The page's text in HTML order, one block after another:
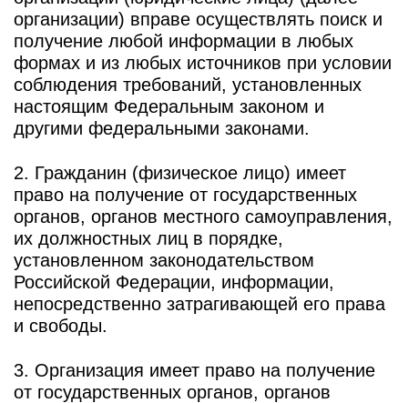
организации) вправе осуществлять поиск и
получение любой информации в любых
формах и из любых источников при условии
соблюдения требований, установленных
настоящим Федеральным законом и
другими федеральными законами.
2. Гражданин (физическое лицо) имеет
право на получение от государственных
органов, органов местного самоуправления,
их должностных лиц в порядке,
установленном законодательством
Российской Федерации, информации,
непосредственно затрагивающей его права
и свободы.
3. Организация имеет право на получение
от государственных органов, органов